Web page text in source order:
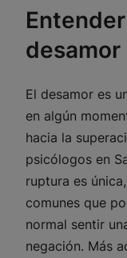
desamor
El desamor es
en algún
hacia la
psicólogos en
ruptura es
comunes que
normal sentir
negación. Más